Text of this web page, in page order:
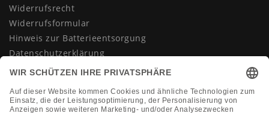
Widerrufsrecht
Widerrufsformular
Hinweis zur Batterieentsorgung
Datenschutzerklärung
AGB
Vertrag widerrufen